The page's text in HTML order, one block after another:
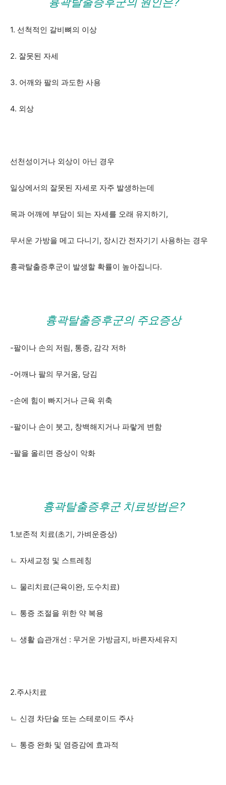
1. 선척적인 갈비뼈의 이상
2. 잘못된 자세
3. 어깨와 팔의 과도한 사용
4. 외상
선천성이거나 외상이 아닌 경우
일상에서의 잘못된 자세로 자주 발생하는데
목과 어깨에 부담이 되는 자세를 오래 유지하기,
무서운 가방을 메고 다니기, 장시간 전자기기 사용하는 경우
흉곽탈출증후군이 발생할 확률이 높아집니다.
흉곽탈출증후군의 주요증상
-팔이나 손의 저림, 통증, 감각 저하
-어깨나 팔의 무거움, 당김
-손에 힘이 빠지거나 근육 위축
-팔이나 손이 붓고, 창백해지거나 파랗게 변함
-팔을 올리면 증상이 악화
흉곽탈출증후군 치료방법은?
1.보존적 치료(초기, 가벼운증상)
ㄴ 자세교정 및 스트레칭
ㄴ 물리치료(근육이완, 도수치료)
ㄴ 통증 조절을 위한 약 복용
ㄴ 생활 습관개선 : 무거운 가방금지, 바른자세유지
2.주사치료
ㄴ 신경 차단술 또는 스테로이드 주사
ㄴ 통증 완화 및 염증감에 효과적